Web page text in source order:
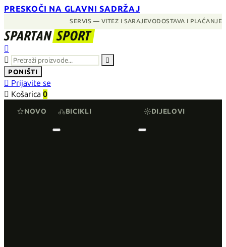
PRESKOČI NA GLAVNI SADRŽAJ
SERVIS — VITEZ I SARAJEVODOSTAVA I PLAĆANJE
SPARTAN SPORT



PONIŠTI
 Prijavite se
 Košarica 0
NOVO BICIKLI DIJELOVI